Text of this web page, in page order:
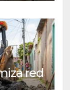
red